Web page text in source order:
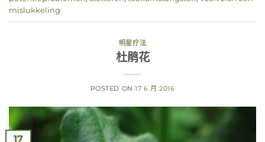
mislukkeling
明星疗法
杜鹃花
POSTED ON17 6 月 2016
17